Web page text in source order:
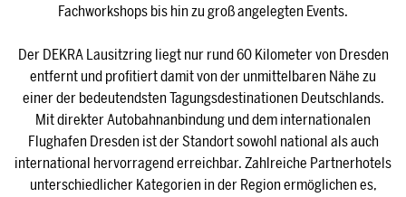
Fachworkshops bis hin zu groß angelegten Events.
Der DEKRA Lausitzring liegt nur rund 60 Kilometer von Dresden
entfernt und profitiert damit von der unmittelbaren Nähe zu
einer der bedeutendsten Tagungsdestinationen Deutschlands.
Mit direkter Autobahnanbindung und dem internationalen
Flughafen Dresden ist der Standort sowohl national als auch
international hervorragend erreichbar. Zahlreiche Partnerhotels
unterschiedlicher Kategorien in der Region ermöglichen es,